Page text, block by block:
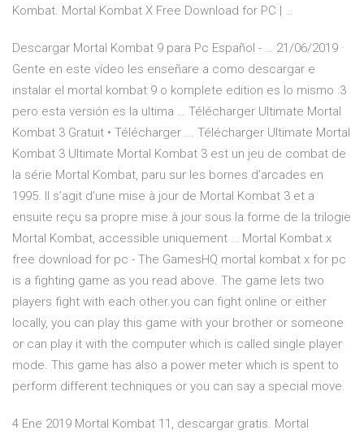
Kombat. Mortal Kombat X Free Download for PC | …
Descargar Mortal Kombat 9 para Pc Español - … 21/06/2019 ·
Gente en este vídeo les enseñare a como descargar e
instalar el mortal kombat 9 o komplete edition es lo mismo :3
pero esta versión es la ultima … Télécharger Ultimate Mortal
Kombat 3 Gratuit • Télécharger ... Télécharger Ultimate Mortal
Kombat 3 Ultimate Mortal Kombat 3 est un jeu de combat de
la série Mortal Kombat, paru sur les bornes d’arcades en
1995. Il s’agit d’une mise à jour de Mortal Kombat 3 et a
ensuite reçu sa propre mise à jour sous la forme de la trilogie
Mortal Kombat, accessible uniquement … Mortal Kombat x
free download for pc - The GamesHQ mortal kombat x for pc
is a fighting game as you read above. The game lets two
players fight with each other.you can fight online or either
locally, you can play this game with your brother or someone
or can play it with the computer which is called single player
mode. This game has also a power meter which is spent to
perform different techniques or you can say a special move.
4 Ene 2019 Mortal Kombat 11, descargar gratis. Mortal